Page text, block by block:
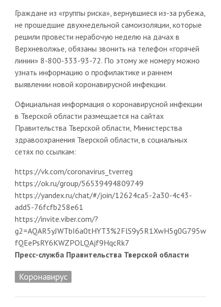
Граждане из «группы риска», вернувшиеся из-за рубежа,
не прошедшие двухнедельной самоизоляции, которые
решили провести нерабочую неделю на дачах в
Верхневолжье, обязаны звонить на телефон «горячей
линии» 8-800-333-93-72. По этому же номеру можно
узнать информацию о профилактике и раннем
выявлении новой коронавирусной инфекции.
Официальная информация о коронавирусной инфекции
в Тверской области размещается на сайтах
Правительства Тверской области, Министерства
здравоохранения Тверской области, в социальных
сетях по ссылкам:
https://vk.com/coronavirus_tverreg
https://ok.ru/group/56539494809749
https://yandex.ru/chat/#/join/12624ca5-2a30-4c43-
add5-76fcfb258e61
https://invite.viber.com/?
g2=AQAR5yJWTbI6a0tHYT3%2FlS9y5R1XwH5g0G795w
fQEePsRY6KWZPOLQAjf9HqcRk7
Пресс-служба Правительства Тверской области
Коронавирус